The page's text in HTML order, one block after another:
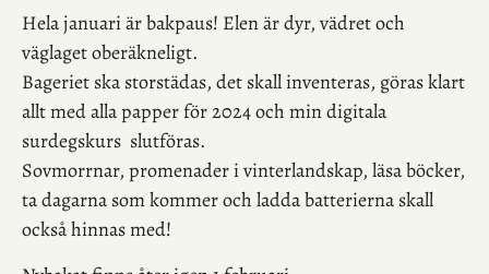
Hela januari är bakpaus! Elen är dyr, vädret och
väglaget oberäkneligt.
Bageriet ska storstädas, det skall inventeras, göras klart
allt med alla papper för 2024 och min digitala
surdegskurs slutföras.
Sovmorrnar, promenader i vinterlandskap, läsa böcker,
ta dagarna som kommer och ladda batterierna skall
också hinnas med!